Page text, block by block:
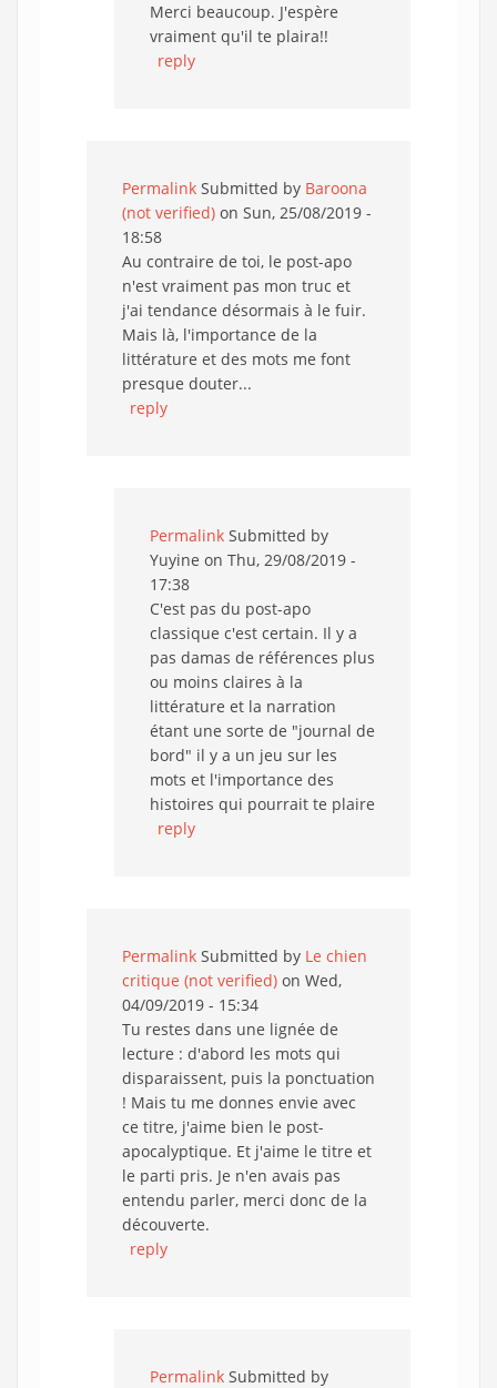
Merci beaucoup. J'espère
vraiment qu'il te plaira!!
reply
Permalink Submitted by Baroona
(not verified) on Sun, 25/08/2019 -
18:58
Au contraire de toi, le post-apo
n'est vraiment pas mon truc et
j'ai tendance désormais à le fuir.
Mais là, l'importance de la
littérature et des mots me font
presque douter...
reply
Permalink Submitted by
Yuyine on Thu, 29/08/2019 -
17:38
C'est pas du post-apo
classique c'est certain. Il y a
pas damas de références plus
ou moins claires à la
littérature et la narration
étant une sorte de "journal de
bord" il y a un jeu sur les
mots et l'importance des
histoires qui pourrait te plaire
reply
Permalink Submitted by Le chien
critique (not verified) on Wed,
04/09/2019 - 15:34
Tu restes dans une lignée de
lecture : d'abord les mots qui
disparaissent, puis la ponctuation
! Mais tu me donnes envie avec
ce titre, j'aime bien le post-
apocalyptique. Et j'aime le titre et
le parti pris. Je n'en avais pas
entendu parler, merci donc de la
découverte.
reply
Permalink Submitted by